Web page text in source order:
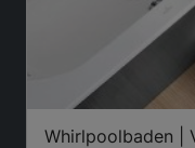
Whirlpoolbaden |